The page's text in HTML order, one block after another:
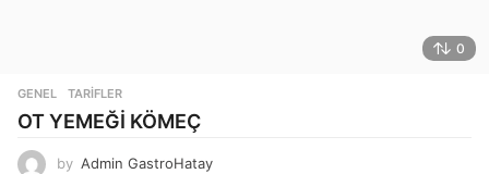
0
GENEL ,TARIFLER
OT YEMEĞİ KÖMEÇ
by Admin GastroHatay